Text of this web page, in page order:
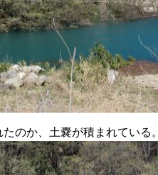
のか、土嚢が積まれている。